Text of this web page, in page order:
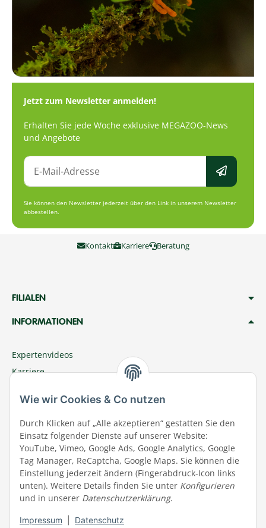
Jetzt zum Newsletter anmelden!
Erhalten Sie jede Woche exklusive MEGAZOO-News
und Angebote
Sie können den Newsletter jederzeit über den Link in unserem Newsletter
abbestellen.
Kontakt Karriere Beratung
FILIALEN
INFORMATIONEN
Expertenvideos
Karriere
Zu Megazoo Shop wechseln
Sommeraktion
Terminal
Tierwohl
Datenschutz
Wir über uns
Aktuelles
Impressum
Wie wir Cookies & Co nutzen
Durch Klicken auf „Alle akzeptieren“ gestatten Sie den
Einsatz folgender Dienste auf unserer Website:
YouTube, Vimeo, Google Ads, Google Analytics, Google
Tag Manager, ReCaptcha, Google Maps. Sie können die
Einstellung jederzeit ändern (Fingerabdruck-Icon links
unten). Weitere Details finden Sie unter Konfigurieren
und in unserer Datenschutzerklärung.
Impressum Datenschutz